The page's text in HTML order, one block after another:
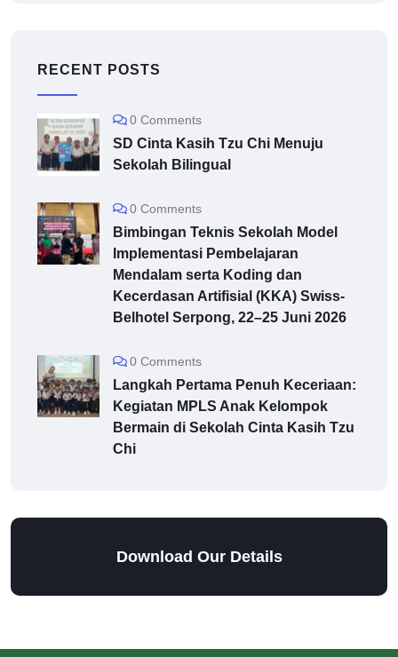
RECENT POSTS
0 Comments
SD Cinta Kasih Tzu Chi Menuju
Sekolah Bilingual
0 Comments
Bimbingan Teknis Sekolah Model
Implementasi Pembelajaran
Mendalam serta Koding dan
Kecerdasan Artifisial (KKA) Swiss-
Belhotel Serpong, 22–25 Juni 2026
0 Comments
Langkah Pertama Penuh Keceriaan:
Kegiatan MPLS Anak Kelompok
Bermain di Sekolah Cinta Kasih Tzu
Chi
Download Our Details